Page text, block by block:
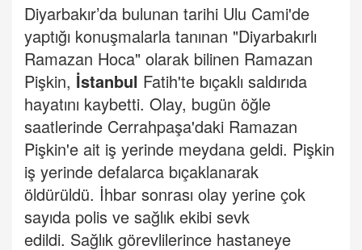
Diyarbakır’da bulunan tarihi Ulu Cami'de
yaptığı konuşmalarla tanınan "Diyarbakırlı
Ramazan Hoca" olarak bilinen Ramazan
Pişkin, İstanbul Fatih'te bıçaklı saldırıda
hayatını kaybetti. Olay, bugün öğle
saatlerinde Cerrahpaşa'daki Ramazan
Pişkin'e ait iş yerinde meydana geldi. Pişkin
iş yerinde defalarca bıçaklanarak
öldürüldü. İhbar sonrası olay yerine çok
sayıda polis ve sağlık ekibi sevk
edildi. Sağlık görevlilerince hastaneye